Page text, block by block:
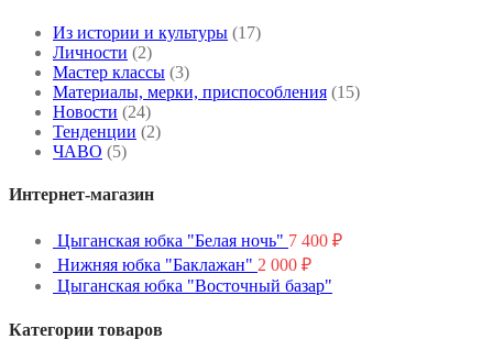
Из истории и культуры (17)
Личности (2)
Мастер классы (3)
Материалы, мерки, приспособления (15)
Новости (24)
Тенденции (2)
ЧАВО (5)
Интернет-магазин
Цыганская юбка "Белая ночь" 7 400 ₽
Нижняя юбка "Баклажан" 2 000 ₽
Цыганская юбка "Восточный базар"
Категории товаров